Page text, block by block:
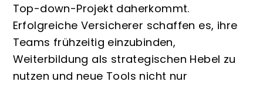
Top-down-Projekt daherkommt.
Erfolgreiche Versicherer schaffen es, ihre
Teams frühzeitig einzubinden,
Weiterbildung als strategischen Hebel zu
nutzen und neue Tools nicht nur